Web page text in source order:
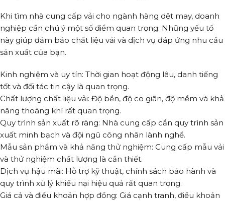
Khi tìm nhà cung cấp vải cho ngành hàng dệt may, doanh
nghiệp cần chú ý một số điểm quan trọng. Những yếu tố
này giúp đảm bảo chất liệu vải và dịch vụ đáp ứng nhu cầu
sản xuất của bạn.
Kinh nghiệm và uy tín: Thời gian hoạt động lâu, danh tiếng
tốt và đối tác tin cậy là quan trọng.
Chất lượng chất liệu vải: Độ bền, độ co giãn, độ mềm và khả
năng thoáng khí rất quan trọng.
Quy trình sản xuất rõ ràng: Nhà cung cấp cần quy trình sản
xuất minh bạch và đội ngũ công nhân lành nghề.
Mẫu sản phẩm và khả năng thử nghiệm: Cung cấp mẫu vải
và thử nghiệm chất lượng là cần thiết.
Dịch vụ hậu mãi: Hỗ trợ kỹ thuật, chính sách bảo hành và
quy trình xử lý khiếu nại hiệu quả rất quan trọng.
Giá cả và điều khoản hợp đồng: Giá cạnh tranh, điều khoản